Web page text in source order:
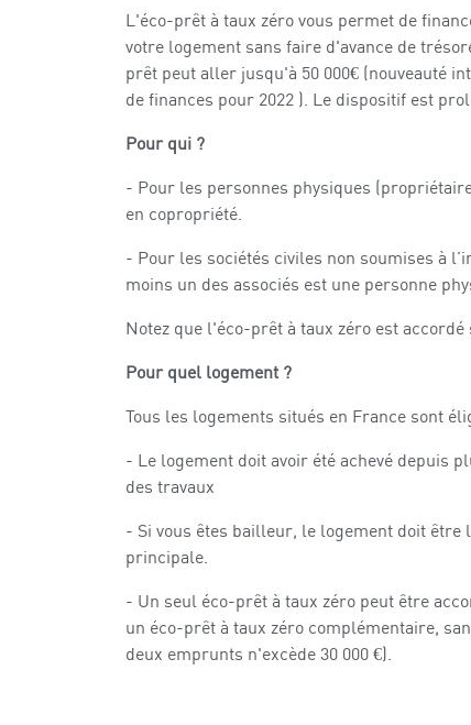
L'éco-prêt à taux zéro vous permet de
votre logement sans faire d'avance de
prêt peut aller jusqu'à 50 000€ (nouveauté
de finances pour 2022 ). Le dispositif est
Pour qui ?
- Pour les personnes physiques
en copropriété.
- Pour les sociétés civiles non soumises à
moins un des associés est une personne
Notez que l'éco-prêt à taux zéro est
Pour quel logement ?
Tous les logements situés en France sont
- Le logement doit avoir été achevé depuis
des travaux
- Si vous êtes bailleur, le logement doit être
principale.
- Un seul éco-prêt à taux zéro peut être
un éco-prêt à taux zéro complémentaire,
deux emprunts n'excède 30 000 €).